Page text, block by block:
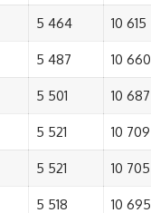
5 464 10 615
5 487 10 660
5 501 10 687
5 521 10 709
5 521 10 705
5 518 10 695